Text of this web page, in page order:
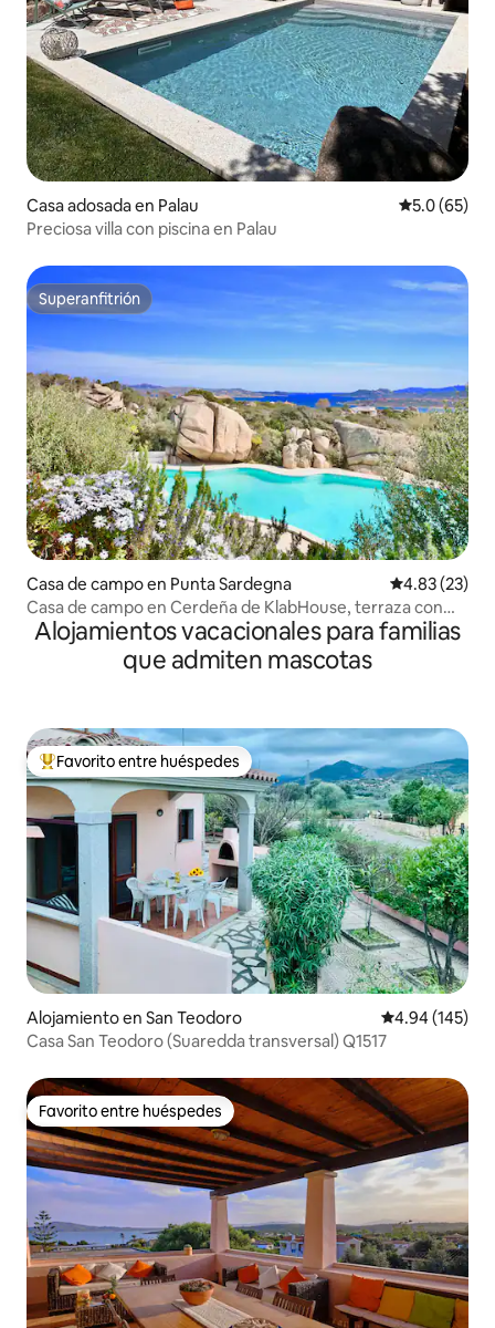
Casa adosada en Palau Calificación
5.0 (65)
Preciosa villa con piscina en Palau
Superanfitrión
Superanfitrión
Casa de campo en Punta Sardegna Calificación
4.83 (23)
Casa de campo en Cerdeña de KlabHouse, terraza con
jacuzzi privado
Alojamientos vacacionales para familias
que admiten mascotas
Favorito entre huéspedes preferido
Favorito entre huéspedes
Alojamiento en San Teodoro Calificación
4.94 (145)
Casa San Teodoro (Suaredda transversal) Q1517
Favorito entre huéspedes
Favorito entre huéspedes